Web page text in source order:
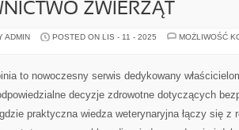
ZWIERZĄT
ADMIN POSTED ON LIS - 11 - 2025
MOŻLIWOŚĆ
to nowoczesny serwis dedykowany
decyzje zdrowotne dotyczących
praktyczna wiedza weterynaryjna łączy się z